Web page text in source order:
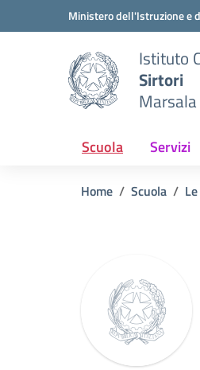
Vai ai contenuti
Vai al menu di navigazione
Ministero dell'Istruzione e
Istituto
Sirtori
Marsala
Scuola Servizi
Home Scuola